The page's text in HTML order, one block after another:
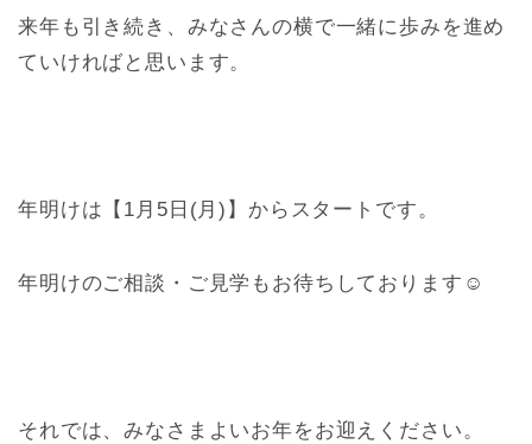
来年も引き続き、みなさんの横で一緒に歩みを進め
ていければと思います。
年明けは【1月5日(月)】からスタートです。
年明けのご相談・ご見学もお待ちしております☺
それでは、みなさまよいお年をお迎えください。